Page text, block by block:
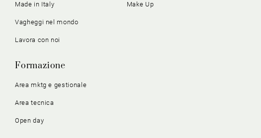
Made in Italy
Vagheggi nel mondo
Lavora con noi
Make Up
Formazione
Area mktg e gestionale
Area tecnica
Open day